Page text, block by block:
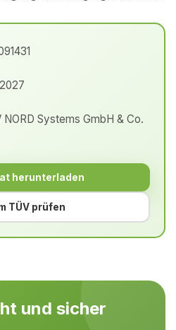
NORD Systems GmbH & Co.
herunterladen
TÜV prüfen
und sicher